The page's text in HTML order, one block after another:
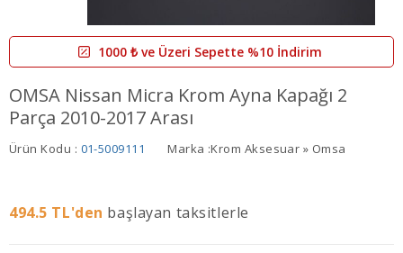
1000 ₺ ve Üzeri Sepette %10 İndirim
OMSA Nissan Micra Krom Ayna Kapağı 2
Parça 2010-2017 Arası
Ürün Kodu : 01-5009111 Marka :Krom Aksesuar » Omsa
494.5 TL'den başlayan taksitlerle